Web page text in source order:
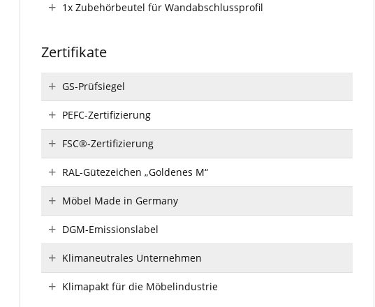
1x Zubehörbeutel für Wandabschlussprofil
Zertifikate
GS-Prüfsiegel
PEFC-Zertifizierung
FSC®-Zertifizierung
RAL-Gütezeichen „Goldenes M“
Möbel Made in Germany
DGM-Emissionslabel
Klimaneutrales Unternehmen
Klimapakt für die Möbelindustrie